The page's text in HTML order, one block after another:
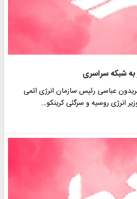
به شبکه‌ سراسری
عباسی رئیس سازمان انرژی اتمی
انرژی روسیه و سرگئی کرینکو…